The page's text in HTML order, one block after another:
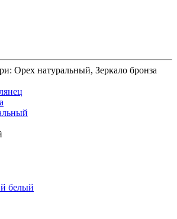
Орех натуральный, Зеркало бронза